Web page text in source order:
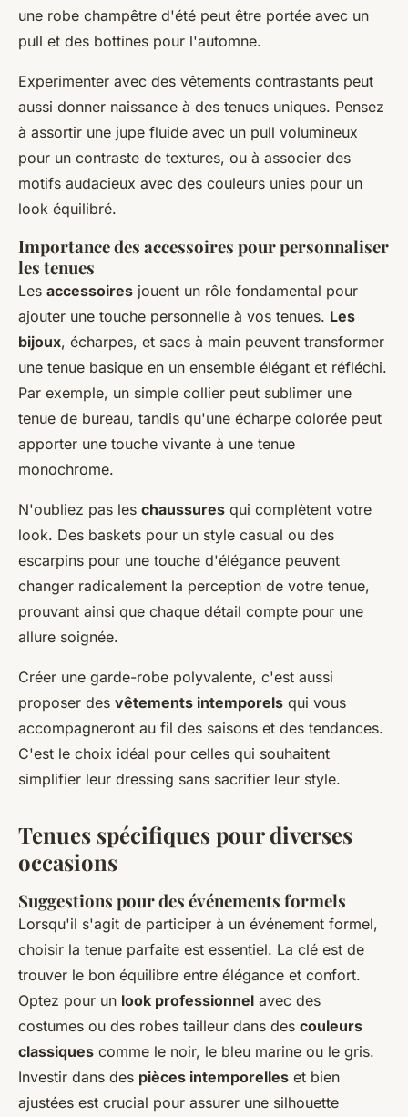
une robe champêtre d'été peut être portée avec un
pull et des bottines pour l'automne.
Experimenter avec des vêtements contrastants peut
aussi donner naissance à des tenues uniques. Pensez
à assortir une jupe fluide avec un pull volumineux
pour un contraste de textures, ou à associer des
motifs audacieux avec des couleurs unies pour un
look équilibré.
Importance des accessoires pour personnaliser
les tenues
Les accessoires jouent un rôle fondamental pour
ajouter une touche personnelle à vos tenues. Les
bijoux, écharpes, et sacs à main peuvent transformer
une tenue basique en un ensemble élégant et réfléchi.
Par exemple, un simple collier peut sublimer une
tenue de bureau, tandis qu'une écharpe colorée peut
apporter une touche vivante à une tenue
monochrome.
N'oubliez pas les chaussures qui complètent votre
look. Des baskets pour un style casual ou des
escarpins pour une touche d'élégance peuvent
changer radicalement la perception de votre tenue,
prouvant ainsi que chaque détail compte pour une
allure soignée.
Créer une garde-robe polyvalente, c'est aussi
proposer des vêtements intemporels qui vous
accompagneront au fil des saisons et des tendances.
C'est le choix idéal pour celles qui souhaitent
simplifier leur dressing sans sacrifier leur style.
Tenues spécifiques pour diverses
occasions
Suggestions pour des événements formels
Lorsqu'il s'agit de participer à un événement formel,
choisir la tenue parfaite est essentiel. La clé est de
trouver le bon équilibre entre élégance et confort.
Optez pour un look professionnel avec des
costumes ou des robes tailleur dans des couleurs
classiques comme le noir, le bleu marine ou le gris.
Investir dans des pièces intemporelles et bien
ajustées est crucial pour assurer une silhouette